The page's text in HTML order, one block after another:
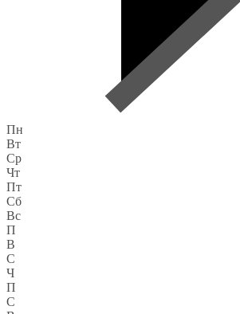
Пн
Вт
Ср
Чт
Пт
Сб
Вс
П
В
С
Ч
П
С